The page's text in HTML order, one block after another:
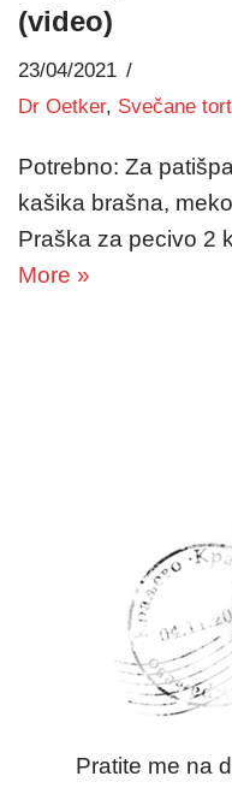
(video)
23/04/2021
Dr Oetker, Svečane
Potrebno: Za
kašika brašna,
Praška za pecivo 2
More »
Pratite me na